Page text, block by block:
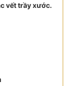
vết trầy xước.